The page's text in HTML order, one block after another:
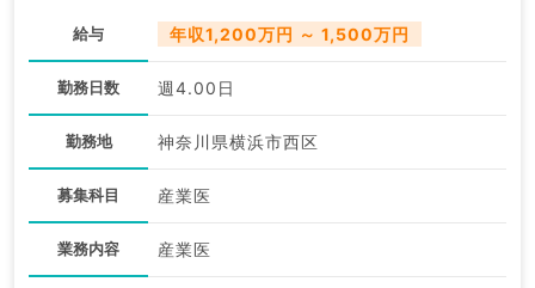
給与 年収1,200万円 ～ 1,500万円
勤務日数 週4.00日
勤務地 神奈川県横浜市西区
募集科目 産業医
業務内容 産業医